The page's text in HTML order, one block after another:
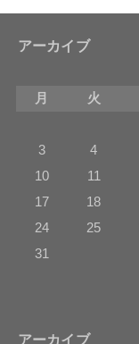
アーカイブ
月
火
3
4
10
11
17
18
24
25
31
アーカイブ